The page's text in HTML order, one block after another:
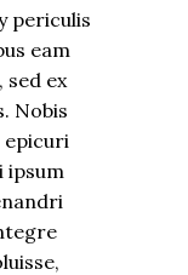
periculis
eam
sed ex
Nobis
epicuri
ipsum